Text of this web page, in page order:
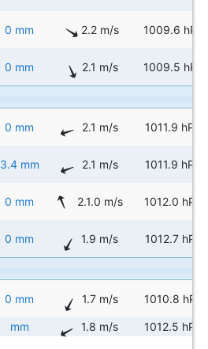
0 mm 2.2 m/s 1009.6 hPa
0 mm 2.1 m/s 1009.5 hPa
0 mm 2.1 m/s 1011.9 hPa
3.4 mm 2.1 m/s 1011.9 hPa
0 mm 2.1.0 m/s 1012.0 hPa
0 mm 1.9 m/s 1012.7 hPa
0 mm 1.7 m/s 1010.8 hPa
mm 1.8 m/s 1012.5 hPa